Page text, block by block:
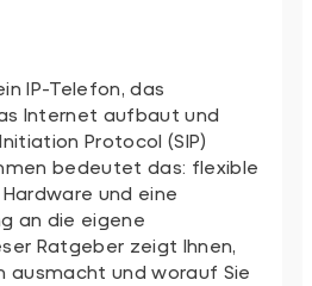
IP-Telefon, das
Internet aufbaut und
Protocol (SIP)
bedeutet das: flexible
und eine
an die eigene
Ratgeber zeigt Ihnen,
ausmacht und worauf Sie